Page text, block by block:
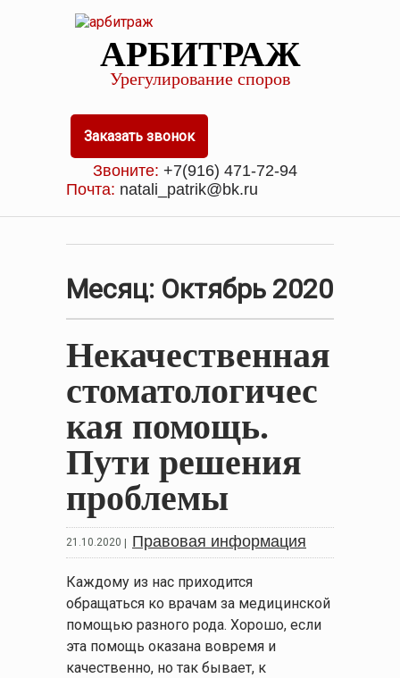
АРБИТРАЖ
Урегулирование споров
Заказать звонок
Звоните: +7(916) 471-72-94
Почта: natali_patrik@bk.ru
Месяц: Октябрь 2020
Некачественная
стоматологичес
кая помощь.
Пути решения
проблемы
21.10.2020 Правовая информация
Каждому из нас приходится
обращаться ко врачам за медицинской
помощью разного рода. Хорошо, если
эта помощь оказана вовремя и
качественно, но так бывает, к